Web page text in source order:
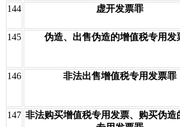
144 虚开发票罪
145
伪造、出售伪造的增值税专用发
146 非法出售增值税专用发票罪
147 非法购买增值税专用发票、购买伪造